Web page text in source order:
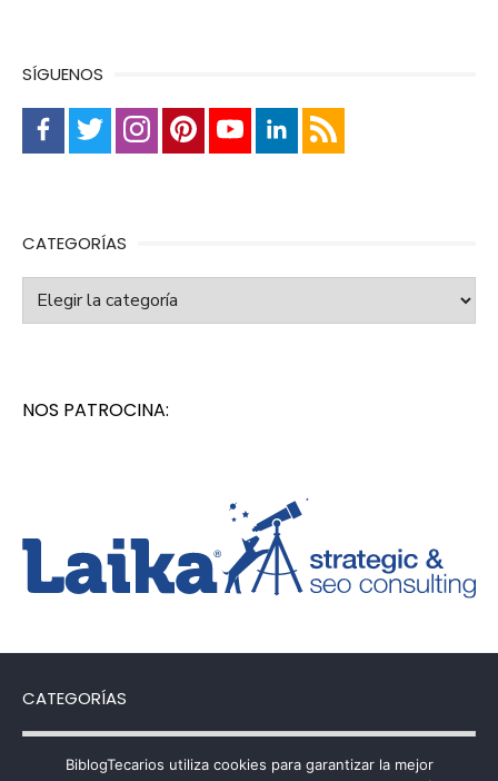
SÍGUENOS
CATEGORÍAS
Categorías
NOS PATROCINA:
CATEGORÍAS
Categorías
BiblogTecarios utiliza cookies para garantizar la mejor